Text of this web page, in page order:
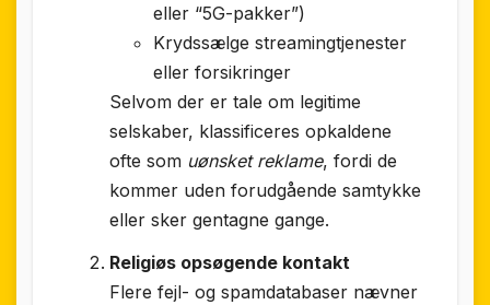
eller “5G-pakker”)
Krydssælge streamingtjenester
eller forsikringer
Selvom der er tale om legitime
selskaber, klassificeres opkaldene
ofte som uønsket reklame, fordi de
kommer uden forudgående samtykke
eller sker gentagne gange.
Religiøs opsøgende kontakt
Flere fejl- og spamdatabaser nævner